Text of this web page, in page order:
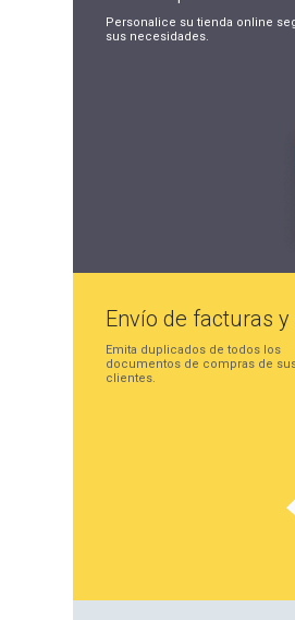
Personalice su tienda online
sus necesidades.
Envío de facturas y
Emita duplicados de todos los
documentos de compras de
clientes.